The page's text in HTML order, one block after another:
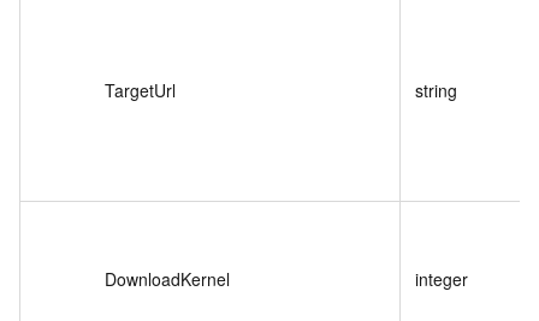
TargetUrl string
DownloadKernel integer